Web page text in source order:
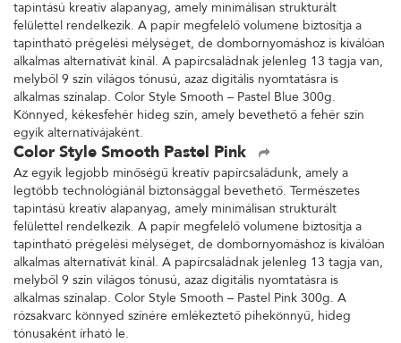
tapintású kreatív alapanyag, amely minimálisan strukturált
felülettel rendelkezik. A papír megfelelő volumene biztosítja a
tapintható prégelési mélységet, de dombornyomáshoz is kiválóan
alkalmas alternatívát kínál. A papírcsaládnak jelenleg 13 tagja van,
melyből 9 szín világos tónusú, azaz digitális nyomtatásra is
alkalmas színalap. Color Style Smooth – Pastel Blue 300g.
Könnyed, kékesfehér hideg szín, amely bevethető a fehér szín
egyik alternatívájaként.
Color Style Smooth Pastel Pink
Az egyik legjobb minőségű kreatív papírcsaládunk, amely a
legtöbb technológiánál biztonsággal bevethető. Természetes
tapintású kreatív alapanyag, amely minimálisan strukturált
felülettel rendelkezik. A papír megfelelő volumene biztosítja a
tapintható prégelési mélységet, de dombornyomáshoz is kiválóan
alkalmas alternatívát kínál. A papírcsaládnak jelenleg 13 tagja van,
melyből 9 szín világos tónusú, azaz digitális nyomtatásra is
alkalmas színalap. Color Style Smooth – Pastel Pink 300g. A
rózsakvarc könnyed színére emlékeztető pihekönnyű, hideg
tónusaként írható le.